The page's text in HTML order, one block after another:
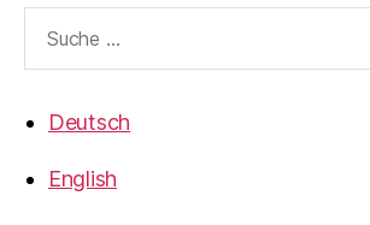
nach:
Deutsch
English